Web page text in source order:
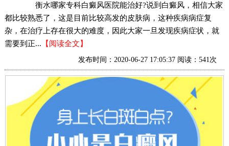
衡水哪家专科白癜风医院能治好?说到白癜风，相信大家
都比较熟悉了，这是目前比较高发的皮肤病，这种疾病病症复
杂，在治疗上存在很大的难度，因此大家一旦发现疾病症状，就
需要到正... 【阅读全文】
发布时间：2020-06-27 17:05:37 阅读：541次